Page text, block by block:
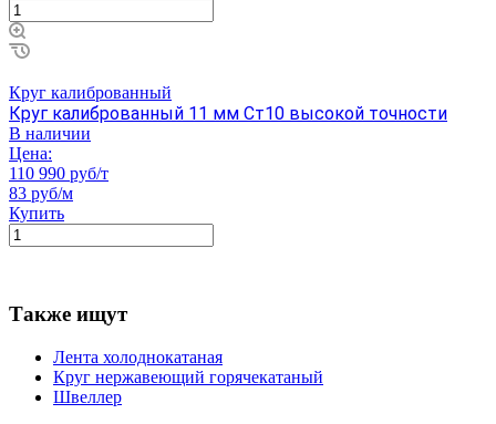
Круг калиброванный
Круг калиброванный 11 мм Ст10 высокой точности
В наличии
Цена:
110 990 руб/т
83 руб/м
Купить
Также ищут
Лента холоднокатаная
Круг нержавеющий горячекатаный
Швеллер